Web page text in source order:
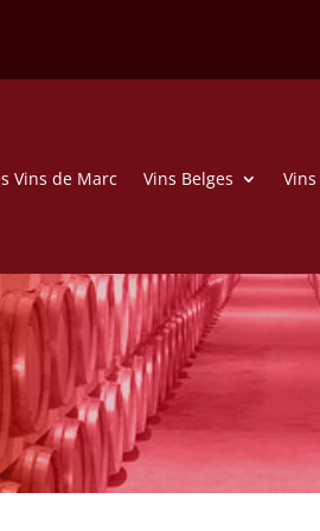
Vins de Marc Vins Belges